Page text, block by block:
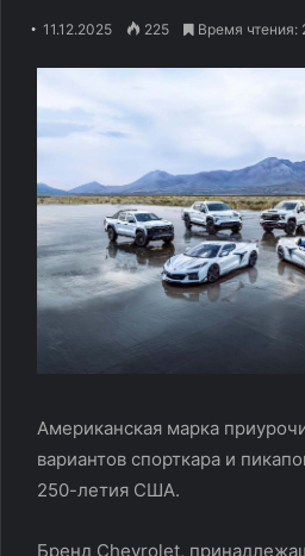
11.12.2025 225 Время чтения:
Американская марка
вариантов спорткара и
250-летия США.
Бренд Chevrolet,